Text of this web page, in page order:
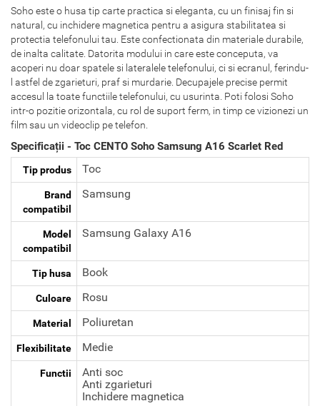
Soho este o husa tip carte practica si eleganta, cu un finisaj fin si
natural, cu inchidere magnetica pentru a asigura stabilitatea si
protectia telefonului tau. Este confectionata din materiale durabile,
de inalta calitate. Datorita modului in care este conceputa, va
acoperi nu doar spatele si lateralele telefonului, ci si ecranul, ferindu-
l astfel de zgarieturi, praf si murdarie. Decupajele precise permit
accesul la toate functiile telefonului, cu usurinta. Poti folosi Soho
intr-o pozitie orizontala, cu rol de suport ferm, in timp ce vizionezi un
film sau un videoclip pe telefon.
Specificații - Toc CENTO Soho Samsung A16 Scarlet Red
Tip produs Toc
Brand
compatibil
Samsung
Model
compatibil
Samsung Galaxy A16
Tip husa Book
Culoare Rosu
Material Poliuretan
Flexibilitate Medie
Functii
Anti soc
Anti zgarieturi
Inchidere magnetica